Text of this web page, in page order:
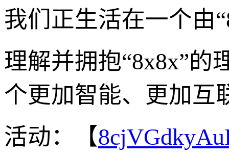
我们正生活在一个由
理解并拥抱“8x8x”的
个更加智能、更加互
活动：【